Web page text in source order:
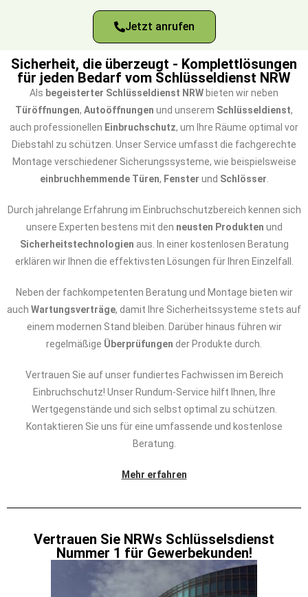
Jetzt anrufen
Sicherheit, die überzeugt - Komplettlösungen
für jeden Bedarf vom Schlüsseldienst NRW
Als begeisterter Schlüsseldienst NRW bieten wir neben
Türöffnungen, Autoöffnungen und unserem Schlüsseldienst,
auch professionellen Einbruchschutz, um Ihre Räume optimal vor
Diebstahl zu schützen. Unser Service umfasst die fachgerechte
Montage verschiedener Sicherungssysteme, wie beispielsweise
einbruchhemmende Türen, Fenster und Schlösser
Durch jahrelange Erfahrung im Einbruchschutzbereich kennen sich
unsere Experten bestens mit den neusten Produkten und
Sicherheitstechnologien aus. In einer kostenlosen Beratung
erklären wir Ihnen die effektivsten Lösungen für Ihren Einzelfall.
Neben der fachkompetenten Beratung und Montage bieten wir
auch Wartungsverträge, damit Ihre Sicherheitssysteme stets auf
einem modernen Stand bleiben. Darüber hinaus führen wir
regelmäßige Überprüfungen der Produkte durch.
Vertrauen Sie auf unser fundiertes Fachwissen im Bereich
Einbruchschutz! Unser Rundum-Service hilft Ihnen, Ihre
Wertgegenstände und sich selbst optimal zu schützen.
Kontaktieren Sie uns für eine umfassende und kostenlose
Beratung.
Mehr erfahren
Vertrauen Sie NRWs Schlüsselsdienst
Nummer 1 für Gewerbekunden!